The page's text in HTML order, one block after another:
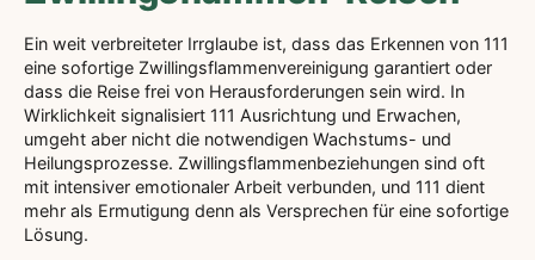
Ein weit verbreiteter Irrglaube ist, dass das Erkennen von 111
eine sofortige Zwillingsflammenvereinigung garantiert oder
dass die Reise frei von Herausforderungen sein wird. In
Wirklichkeit signalisiert 111 Ausrichtung und Erwachen,
umgeht aber nicht die notwendigen Wachstums- und
Heilungsprozesse. Zwillingsflammenbeziehungen sind oft
mit intensiver emotionaler Arbeit verbunden, und 111 dient
mehr als Ermutigung denn als Versprechen für eine sofortige
Lösung.